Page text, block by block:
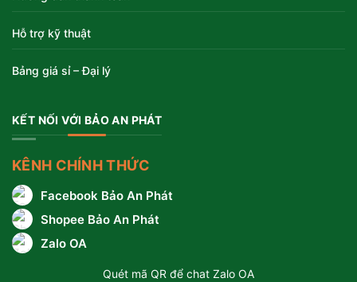
Hỗ trợ kỹ thuật
Bảng giá sỉ – Đại lý
KẾT NỐI VỚI BẢO AN PHÁT
KÊNH CHÍNH THỨC
Facebook Bảo An Phát
Shopee Bảo An Phát
Zalo OA
Quét mã QR để chat Zalo OA